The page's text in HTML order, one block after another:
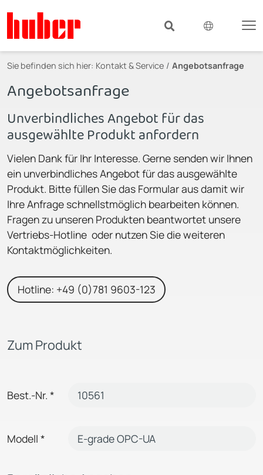
Sie befinden sich hier: Kontakt & Service Angebotsanfrage
Angebotsanfrage
Unverbindliches Angebot für das
ausgewählte Produkt anfordern
Vielen Dank für Ihr Interesse. Gerne senden wir Ihnen
ein unverbindliches Angebot für das ausgewählte
Produkt. Bitte füllen Sie das Formular aus damit wir
Ihre Anfrage schnellstmöglich bearbeiten können.
Fragen zu unseren Produkten beantwortet unsere
Vertriebs-Hotline oder nutzen Sie die weiteren
Kontaktmöglichkeiten.
Hotline: +49 (0)781 9603-123
Zum Produkt
Best.-Nr. *
Modell *